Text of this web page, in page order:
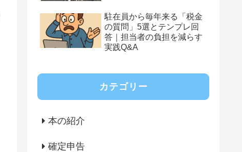
駐在員から毎年来る「税金
の質問」5選とテンプレ回
答｜担当者の負担を減らす
実践Q&A
カテゴリー
本の紹介
確定申告